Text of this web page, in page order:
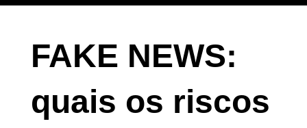
FAKE NEWS:
quais os riscos